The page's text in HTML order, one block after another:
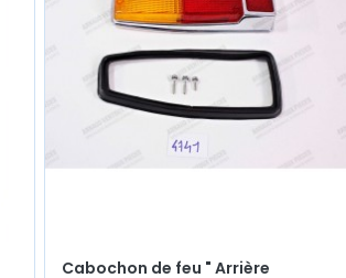
Cabochon de feu " Arrière